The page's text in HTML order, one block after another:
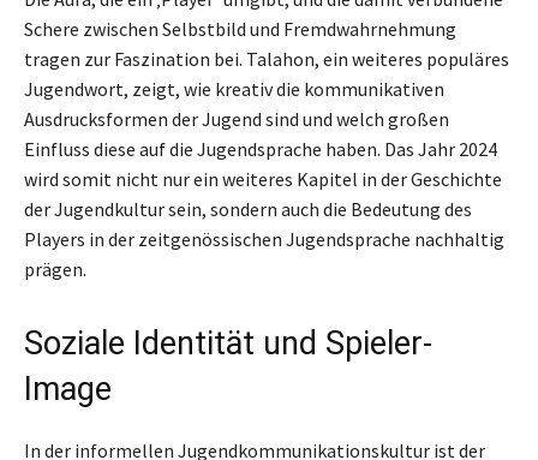
Schere zwischen Selbstbild und Fremdwahrnehmung
tragen zur Faszination bei. Talahon, ein weiteres populäres
Jugendwort, zeigt, wie kreativ die kommunikativen
Ausdrucksformen der Jugend sind und welch großen
Einfluss diese auf die Jugendsprache haben. Das Jahr 2024
wird somit nicht nur ein weiteres Kapitel in der Geschichte
der Jugendkultur sein, sondern auch die Bedeutung des
Players in der zeitgenössischen Jugendsprache nachhaltig
prägen.
Soziale Identität und Spieler-
Image
In der informellen Jugendkommunikationskultur ist der